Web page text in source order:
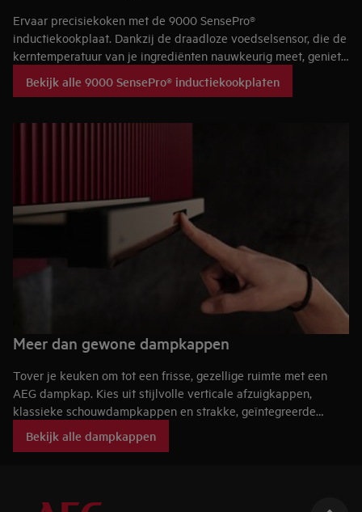
Ervaar precisiekoken met de 9000 SensePro®
inductiekookplaat. Dankzij de draadloze voedselsensor, die de
kerntemperatuur van je ingrediënten nauwkeurig meet, geniet
kleur zorgt voor intuïtieve bediening, terwijl de ondersteunde
perfectie.
Bekijk alle 9000 SensePro® inductiekookplaten
Meer dan gewone dampkappen
Tover je keuken om tot een frisse, gezellige ruimte met een
AEG dampkap. Kies uit stijlvolle verticale afzuigkappen,
klassieke schouwdampkappen en strakke, geïntegreerde
geuren geruisloos verwijderd, terwijl aanpasbare verlichting
Bekijk alle dampkappen